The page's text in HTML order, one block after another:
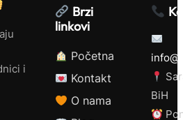
i
Brzi
linkovi
Početna
Kontakt
O nama
BiH